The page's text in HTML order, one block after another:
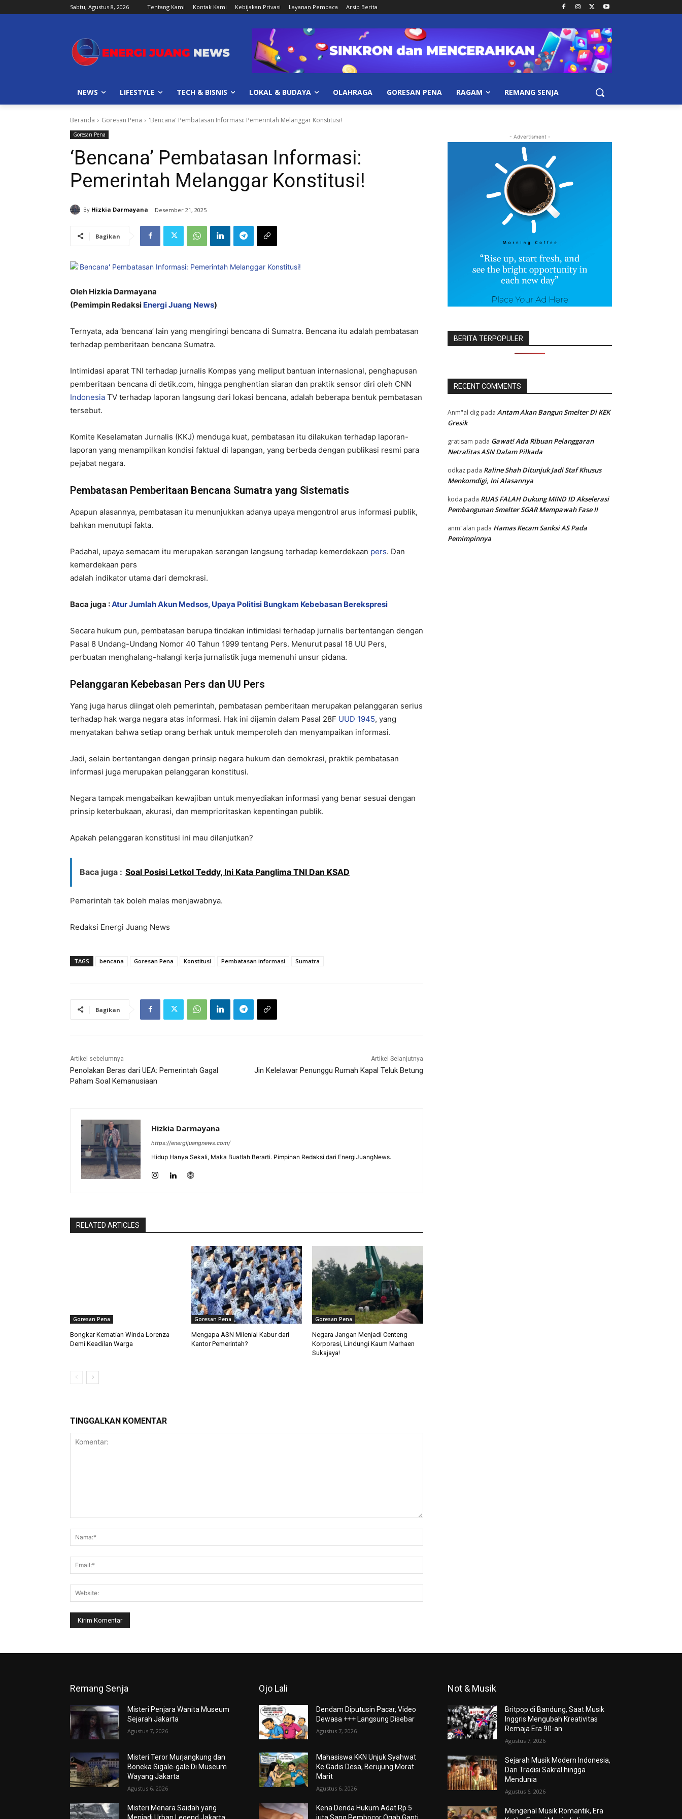
Sabtu, Agustus 8, 2026 Tentang Kami Kontak Kami Kebijakan Privasi Layanan Pembaca Arsip Berita
NEWS LIFESTYLE TECH & BISNIS LOKAL & BUDAYA OLAHRAGA GORESAN PENA RAGAM REMANG SENJA
Beranda Goresan Pena 'Bencana' Pembatasan Informasi: Pemerintah Melanggar Konstitusi!
Goresan Pena
‘Bencana’ Pembatasan Informasi:
Pemerintah Melanggar Konstitusi!
By Hizkia Darmayana Desember 21, 2025
Bagikan
Oleh Hizkia Darmayana
(Pemimpin Redaksi Energi Juang News)
Ternyata, ada ‘bencana’ lain yang mengiringi bencana di Sumatra. Bencana itu adalah pembatasan
terhadap pemberitaan bencana Sumatra.
Intimidasi aparat TNI terhadap jurnalis Kompas yang meliput bantuan internasional, penghapusan
pemberitaan bencana di detik.com, hingga penghentian siaran dan praktik sensor diri oleh CNN
Indonesia TV terhadap laporan langsung dari lokasi bencana, adalah beberapa bentuk pembatasan
tersebut.
Komite Keselamatan Jurnalis (KKJ) menduga kuat, pembatasan itu dilakukan terhadap laporan-
laporan yang menampilkan kondisi faktual di lapangan, yang berbeda dengan publikasi resmi para
pejabat negara.
Pembatasan Pemberitaan Bencana Sumatra yang Sistematis
Apapun alasannya, pembatasan itu menunjukkan adanya upaya mengontrol arus informasi publik,
bahkan menutupi fakta.
Padahal, upaya semacam itu merupakan serangan langsung terhadap kemerdekaan pers. Dan
kemerdekaan pers
adalah indikator utama dari demokrasi.
Baca juga :Atur Jumlah Akun Medsos, Upaya Politisi Bungkam Kebebasan Berekspresi
Secara hukum pun, pembatasan berupa tindakan intimidasi terhadap jurnalis bertentangan dengan
Pasal 8 Undang-Undang Nomor 40 Tahun 1999 tentang Pers. Menurut pasal 18 UU Pers,
perbuatan menghalang-halangi kerja jurnalistik juga memenuhi unsur pidana.
Pelanggaran Kebebasan Pers dan UU Pers
Yang juga harus diingat oleh pemerintah, pembatasan pemberitaan merupakan pelanggaran serius
terhadap hak warga negara atas informasi. Hak ini dijamin dalam Pasal 28F UUD 1945, yang
menyatakan bahwa setiap orang berhak untuk memperoleh dan menyampaikan informasi.
Jadi, selain bertentangan dengan prinsip negara hukum dan demokrasi, praktik pembatasan
informasi juga merupakan pelanggaran konstitusi.
Negara tampak mengabaikan kewajiban untuk menyediakan informasi yang benar sesuai dengan
prinsip keterbukaan, akurasi, dan memprioritaskan kepentingan publik.
Apakah pelanggaran konstitusi ini mau dilanjutkan?
Baca juga : Soal Posisi Letkol Teddy, Ini Kata Panglima TNI Dan KSAD
Pemerintah tak boleh malas menjawabnya.
Redaksi Energi Juang News
TAGS bencana Goresan Pena Konstitusi Pembatasan informasi Sumatra
Bagikan
Artikel sebelumnya
Penolakan Beras dari UEA: Pemerintah Gagal
Paham Soal Kemanusiaan
Artikel Selanjutnya
Jin Kelelawar Penunggu Rumah Kapal Teluk Betung
Hizkia Darmayana
https://energijuangnews.com/
Hidup Hanya Sekali, Maka Buatlah Berarti. Pimpinan Redaksi dari EnergiJuangNews.
RELATED ARTICLES
Goresan Pena
Bongkar Kematian Winda Lorenza
Demi Keadilan Warga
Goresan Pena
Mengapa ASN Milenial Kabur dari
Kantor Pemerintah?
Goresan Pena
Negara Jangan Menjadi Centeng
Korporasi, Lindungi Kaum Marhaen
Sukajaya!
TINGGALKAN KOMENTAR
- Advertisment -
BERITA TERPOPULER
RECENT COMMENTS
Anm"al dig pada Antam Akan Bangun Smelter Di KEK
Gresik
gratisam pada Gawat! Ada Ribuan Pelanggaran
Netralitas ASN Dalam Pilkada
odkaz pada Raline Shah Ditunjuk Jadi Staf Khusus
Menkomdigi, Ini Alasannya
koda pada RUAS FALAH Dukung MIND ID Akselerasi
Pembangunan Smelter SGAR Mempawah Fase II
anm"alan pada Hamas Kecam Sanksi AS Pada
Pemimpinnya
Remang Senja
Misteri Penjara Wanita Museum
Sejarah Jakarta
Agustus 7, 2026
Misteri Teror Murjangkung dan
Boneka Sigale-gale Di Museum
Wayang Jakarta
Agustus 6, 2026
Misteri Menara Saidah yang
Ojo Lali
Dendam Diputusin Pacar, Video
Dewasa +++ Langsung Disebar
Agustus 7, 2026
Mahasiswa KKN Unjuk Syahwat
Ke Gadis Desa, Berujung Morat
Marit
Agustus 6, 2026
Kena Denda Hukum Adat Rp 5
Not & Musik
Britpop di Bandung, Saat Musik
Inggris Mengubah Kreativitas
Remaja Era 90-an
Agustus 7, 2026
Sejarah Musik Modern Indonesia,
Dari Tradisi Sakral hingga
Mendunia
Agustus 6, 2026
Mengenal Musik Romantik, Era